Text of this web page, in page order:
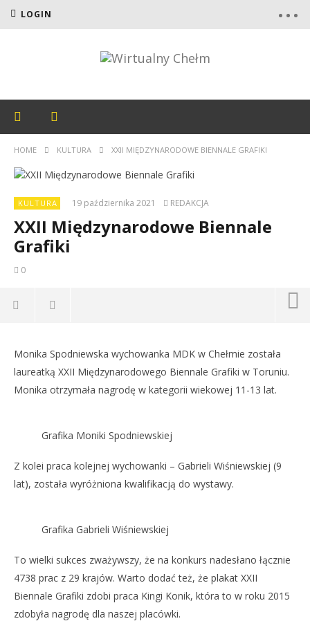
LOGIN
HOME KULTURA XXII MIĘDZYNARODOWE BIENNALE GRAFIKI
KULTURA 19 października 2021 REDAKCJA
XXII Międzynarodowe Biennale
Grafiki
0
XXII Międzynarodowe Biennale Grafiki
października
Monika Spodniewska wychowanka MDK w Chełmie została
laureatką XXII Międzynarodowego Biennale Grafiki w Toruniu.
Monika otrzymała nagrodę w kategorii wiekowej 11-13 lat.
Grafika Moniki Spodniewskiej
Z kolei praca kolejnej wychowanki – Gabrieli Wiśniewskiej (9
lat), została wyróżniona kwalifikacją do wystawy.
Grafika Gabrieli Wiśniewskiej
To wielki sukces zważywszy, że na konkurs nadesłano łącznie
4738 prac z 29 krajów. Warto dodać też, że plakat XXII
Biennale Grafiki zdobi praca Kingi Konik, która to w roku 2015
zdobyła nagrodę dla naszej placówki.